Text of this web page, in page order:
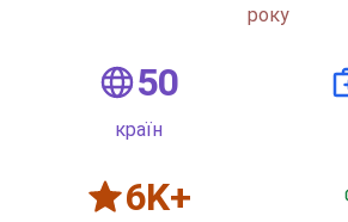
року
50
країн
6K+